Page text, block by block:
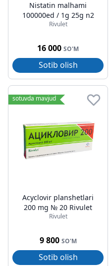
Nistatin malhami
100000ed / 1g 25g n2
Rivulet
16 000 SO'M
Sotib olish
sotuvda mavjud
Acyclovir planshetlari
200 mg № 20 Rivulet
Rivulet
9 800 SO'M
Sotib olish